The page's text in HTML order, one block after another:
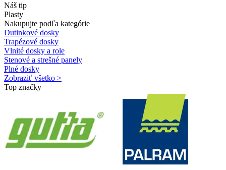
Náš tip
Plasty
Nakupujte podľa kategórie
Dutinkové dosky
Trapézové dosky
Vlnité dosky a role
Stenové a strešné panely
Plné dosky
Zobraziť všetko >
Top značky